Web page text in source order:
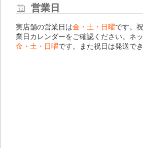
営業日
実店舗の営業日は金・土・日曜です。
業日カレンダーをご確認ください。ネ
金・土・日曜です。また祝日は発送でき